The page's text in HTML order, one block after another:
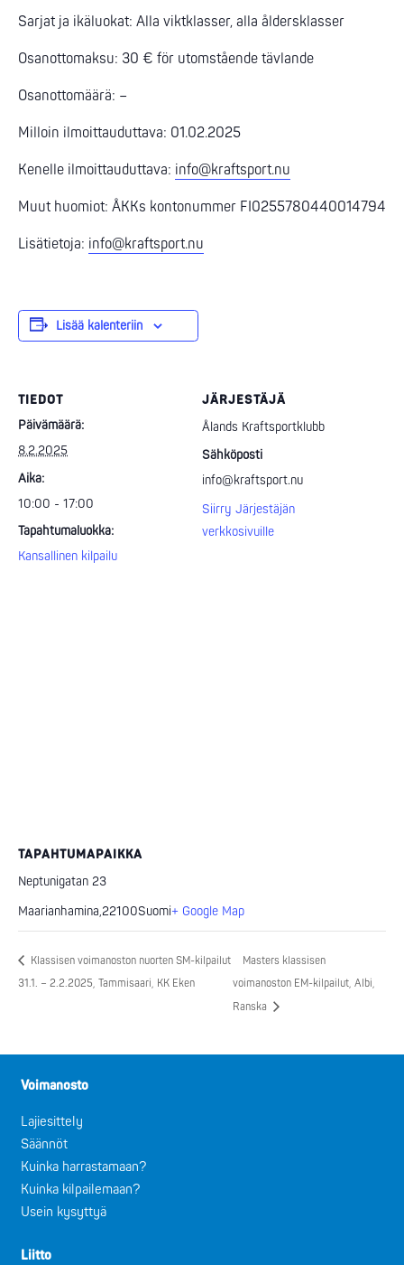
Sarjat ja ikäluokat: Alla viktklasser, alla åldersklasser
Osanottomaksu: 30 € för utomstående tävlande
Osanottomäärä: –
Milloin ilmoittauduttava: 01.02.2025
Kenelle ilmoittauduttava: info@kraftsport.nu
Muut huomiot: ÅKKs kontonummer FI0255780440014794
Lisätietoja: info@kraftsport.nu
Lisää kalenteriin
TIEDOT
Päivämäärä:
8.2.2025
Aika:
10:00 - 17:00
Tapahtumaluokka:
Kansallinen kilpailu
JÄRJESTÄJÄ
Ålands Kraftsportklubb
Sähköposti
info@kraftsport.nu
Siirry Järjestäjän
verkkosivuille
TAPAHTUMAPAIKKA
Neptunigatan 23
Maarianhamina,22100Suomi+ Google Map
Klassisen voimanoston nuorten SM-kilpailut
31.1. – 2.2.2025, Tammisaari, KK Eken
Masters klassisen
voimanoston EM-kilpailut, Albi,
Ranska
Voimanosto
Lajiesittely
Säännöt
Kuinka harrastamaan?
Kuinka kilpailemaan?
Usein kysyttyä
Liitto